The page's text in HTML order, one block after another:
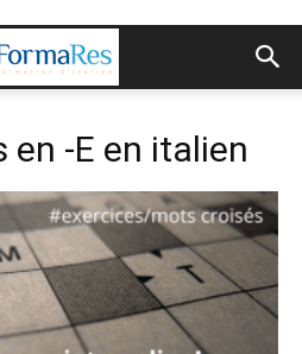
en -E en italien